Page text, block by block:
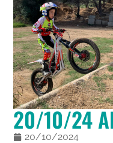
20/10/24
20/10/2024